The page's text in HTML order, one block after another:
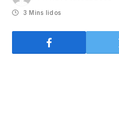
3 Mins lidos